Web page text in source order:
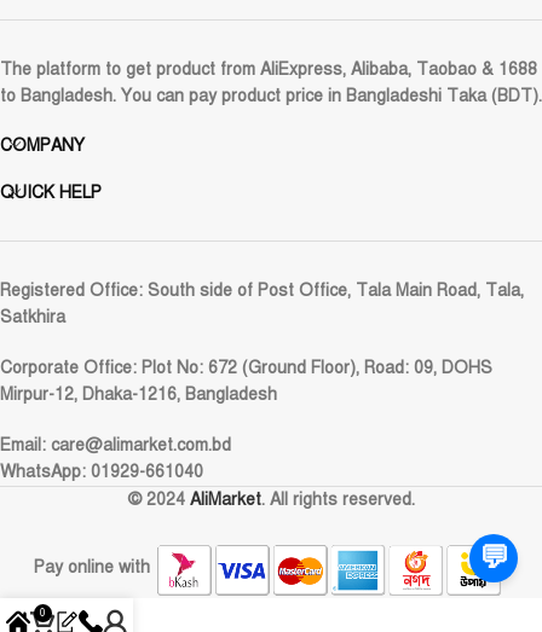
The platform to get product from AliExpress, Alibaba, Taobao & 1688
to Bangladesh. You can pay product price in Bangladeshi Taka (BDT).
COMPANY
QUICK HELP
Registered Office: South side of Post Office, Tala Main Road, Tala,
Satkhira
Corporate Office: Plot No: 672 (Ground Floor), Road: 09, DOHS
Mirpur-12, Dhaka-1216, Bangladesh
Email: care@alimarket.com.bd
WhatsApp: 01929-661040
© 2024 AliMarket. All rights reserved.
Pay online with 💬
0